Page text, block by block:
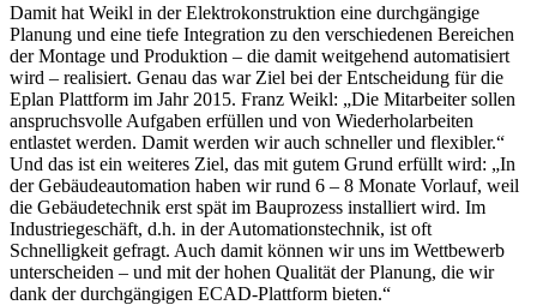
Damit hat Weikl in der Elektrokonstruktion eine durchgängige
Planung und eine tiefe Integration zu den verschiedenen Bereichen
der Montage und Produktion – die damit weitgehend automatisiert
wird – realisiert. Genau das war Ziel bei der Entscheidung für die
Eplan Plattform im Jahr 2015. Franz Weikl: „Die Mitarbeiter sollen
anspruchsvolle Aufgaben erfüllen und von Wiederholarbeiten
entlastet werden. Damit werden wir auch schneller und flexibler.“
Und das ist ein weiteres Ziel, das mit gutem Grund erfüllt wird: „In
der Gebäudeautomation haben wir rund 6 – 8 Monate Vorlauf, weil
die Gebäudetechnik erst spät im Bauprozess installiert wird. Im
Industriegeschäft, d.h. in der Automationstechnik, ist oft
Schnelligkeit gefragt. Auch damit können wir uns im Wettbewerb
unterscheiden – und mit der hohen Qualität der Planung, die wir
dank der durchgängigen ECAD-Plattform bieten.“